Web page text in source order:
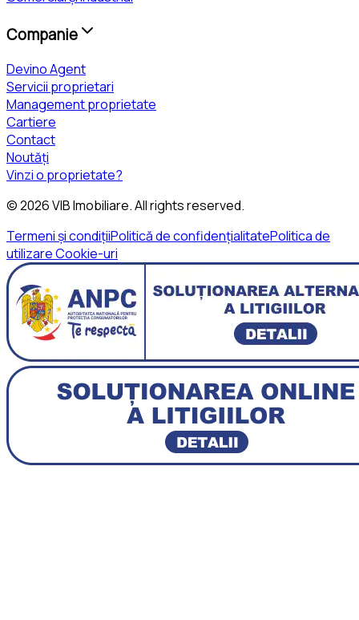
Companie
Devino Agent
Servicii proprietari
Management proprietate
Cartiere
Contact
Noutăți
Vinzi o proprietate?
©2026VIB Imobiliare. All rights reserved.
Termeni și condițiiPolitică de confidențialitatePolitica de
utilizare Cookie-uri